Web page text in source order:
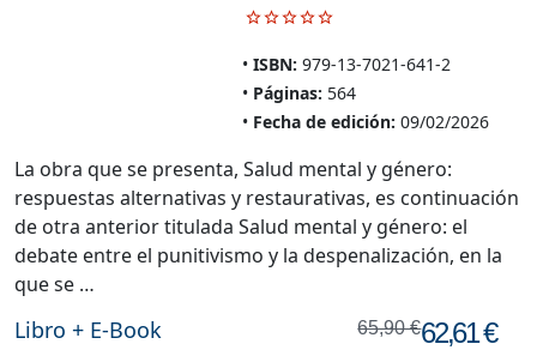
ISBN: 979-13-7021-641-2
Páginas: 564
Fecha de edición: 09/02/2026
Libro + E-Book 65,90 €62,61 €
La obra que se presenta, Salud mental y género:
respuestas alternativas y restaurativas, es continuación
de otra anterior titulada Salud mental y género: el
debate entre el punitivismo y la despenalización, en la
que se …